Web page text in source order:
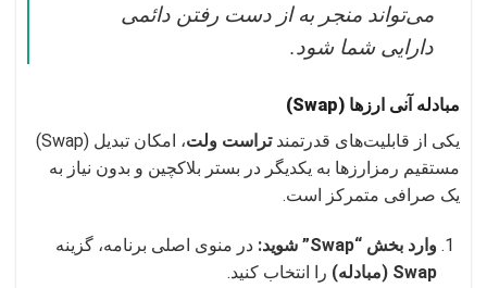
می‌تواند منجر به از دست رفتن دائمی
دارایی شما شود.
مبادله آنی ارزها (Swap)
یکی از قابلیت‌های قدرتمندتراست ولت
، امکان تبدیل (Swap)
مستقیم رمزارزها به یکدیگر در بستر بلاکچین و بدون نیاز به
یک صرافی متمرکز است.
وارد بخش “Swap” شوید:
در منوی اصلی برنامه، گزینه
Swap (مبادله)
را انتخاب کنید.